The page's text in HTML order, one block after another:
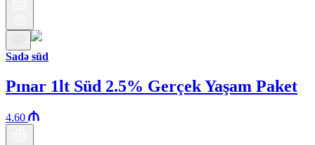
Sadə süd
Pınar 1lt Süd 2.5% Gerçek Yaşam Paket
4.60